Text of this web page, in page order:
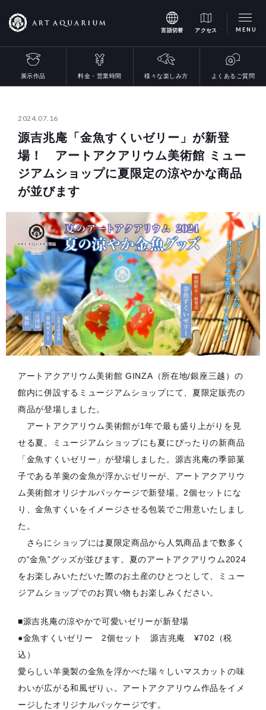
言語切替 アクセス MENU
展示作品 料金・営業時間 様々な楽しみ方 よくあるご質問
源吉兆庵「金魚すくいゼリー」が新登
場！ アートアクアリウム美術館 ミュー
ジアムショップに夏限定の涼やかな商品
が並びます
2024.07.16
アートアクアリウム美術館 GINZA（所在地/銀座三越）の
館内に併設するミュージアムショップにて、夏限定販売の
商品が登場しました。
アートアクアリウム美術館が1年で最も盛り上がりを見
せる夏。ミュージアムショップにも夏にぴったりの新商品
「金魚すくいゼリー」が登場しました。源吉兆庵の季節菓
子である羊羹の金魚が浮かぶゼリーが、アートアクアリウ
ム美術館オリジナルパッケージで新登場。2個セットにな
り、金魚すくいをイメージさせる包装でご用意いたしまし
た。
さらにショップには夏限定商品から人気商品まで数多く
の“金魚”グッズが並びます。夏のアートアクアリウム2024
をお楽しみいただいた際のお土産のひとつとして、ミュー
ジアムショップでのお買い物もお楽しみください。
■源吉兆庵の涼やかで可愛いゼリーが新登場
●金魚すくいゼリー 2個セット 源吉兆庵 ¥702（税
込）
愛らしい羊羹製の金魚を浮かべた瑞々しいマスカットの味
わいが広がる和風ぜりぃ。アートアクアリウム作品をイメ
ージしたオリジナルパッケージです。